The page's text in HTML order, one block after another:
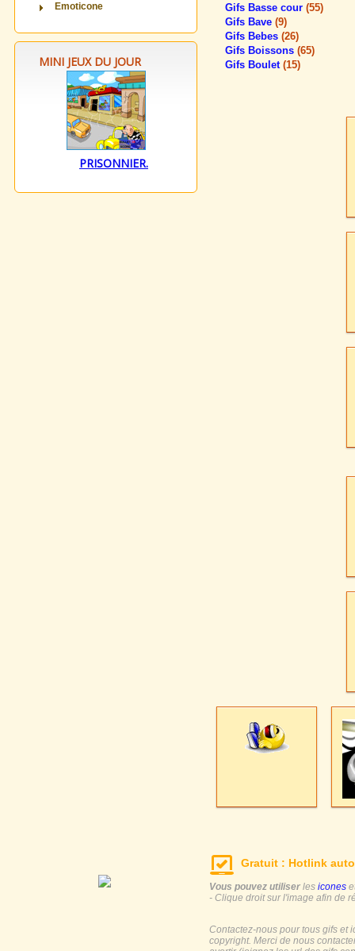
Emoticone
MINI JEUX DU JOUR
PRISONNIER.
Gifs Basse cour (55)
Gifs Bave (9)
Gifs Bebes (26)
Gifs Boissons (65)
Gifs Boulet (15)
Gratuit : Hotlink
Vous pouvez utiliser les icones
- Clique droit sur l'image afin de
Contactez-nous pour tous gifs et
copyright. Merci de nous